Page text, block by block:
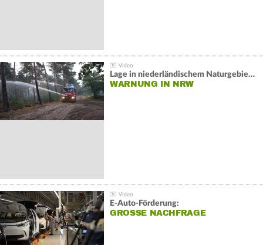
Lage in niederländischem Naturgebiet stabil
WARNUNG IN NRW
E-Auto-Förderung:
GROSSE NACHFRAGE